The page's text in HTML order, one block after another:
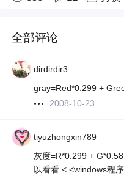
全部评论
dirdirdir3
gray=Red*0.299 +
2008-10-23
tiyuzhongxin789
灰度=R*0.299 +
以看看 < <windows程